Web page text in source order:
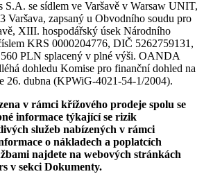
se sídlem ve Varšavě v Warsaw UNIT,
Varšava, zapsaný u Obvodního soudu pro
XIII. hospodářský úsek Národního
KRS 0000204776, DIČ 5262759131,
PLN splacený v plné výši. OANDA
dohledu Komise pro finanční dohled na
26. dubna (KPWiG-4021-54-1/2004).
v rámci křížového prodeje spolu se
informace týkající se rizik
služeb nabízených v rámci
o nákladech a poplatcích
najdete na webových stránkách
v sekci Dokumenty.